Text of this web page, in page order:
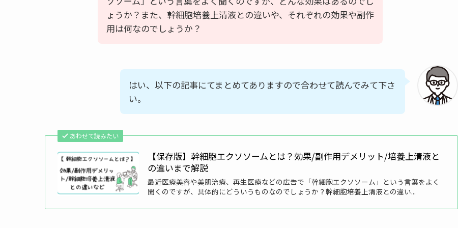
ょうか？また、幹細胞培養上清液との違いや、それぞれの効果や副作
用は何なのでしょうか？
はい、以下の記事にてまとめてありますので合わせて読んでみて下さ
い。
あわせて読みたい
【保存版】幹細胞エクソソームとは？効果/副作用デメリット/培養上清液と
の違いまで解説
最近医療美容や美肌治療、再生医療などの広告で「幹細胞エクソソーム」という言葉をよく
聞くのですが、具体的にどういうものなのでしょうか？幹細胞培養上清液との違い...